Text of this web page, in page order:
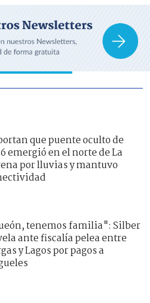
que puente oculto de
emergió en el norte de La
por lluvias y mantuvo
tenemos familia": Silber
ante fiscalía pelea entre
y Lagos por pagos a